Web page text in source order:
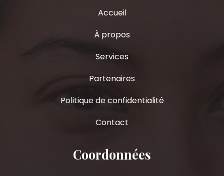
Accueil
À propos
Services
Partenaires
Politique de confidentialité
Contact
Coordonnées